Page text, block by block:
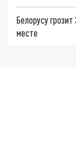
Белорусу
месте